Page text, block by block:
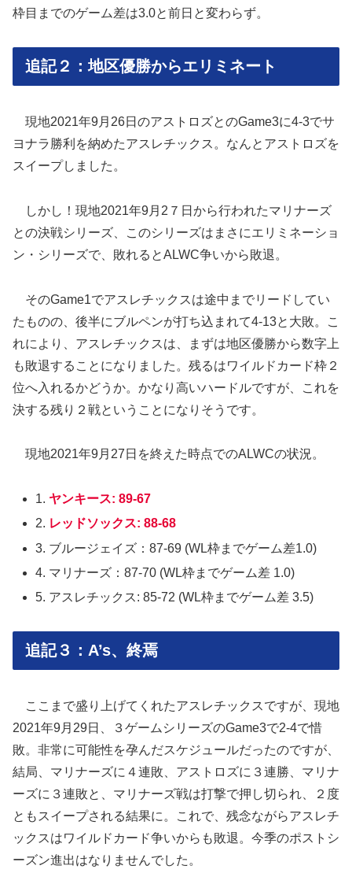
枠目までのゲーム差は3.0と前日と変わらず。
追記２：地区優勝からエリミネート
現地2021年9月26日のアストロズとのGame3に4-3でサ
ヨナラ勝利を納めたアスレチックス。なんとアストロズを
スイープしました。
しかし！現地2021年9月2７日から行われたマリナーズ
との決戦シリーズ、このシリーズはまさにエリミネーショ
ン・シリーズで、敗れるとALWC争いから敗退。
そのGame1でアスレチックスは途中までリードしてい
たものの、後半にブルペンが打ち込まれて4-13と大敗。こ
れにより、アスレチックスは、まずは地区優勝から数字上
も敗退することになりました。残るはワイルドカード枠２
位へ入れるかどうか。かなり高いハードルですが、これを
決する残り２戦ということになりそうです。
現地2021年9月27日を終えた時点でのALWCの状況。
1. ヤンキース: 89-67
2. レッドソックス: 88-68
3. ブルージェイズ：87-69 (WL枠までゲーム差1.0)
4. マリナーズ：87-70 (WL枠までゲーム差 1.0)
5. アスレチックス: 85-72 (WL枠までゲーム差 3.5)
追記３：A’s、終焉
ここまで盛り上げてくれたアスレチックスですが、現地
2021年9月29日、３ゲームシリーズのGame3で2-4で惜
敗。非常に可能性を孕んだスケジュールだったのですが、
結局、マリナーズに４連敗、アストロズに３連勝、マリナ
ーズに３連敗と、マリナーズ戦は打撃で押し切られ、２度
ともスイープされる結果に。これで、残念ながらアスレチ
ックスはワイルドカード争いからも敗退。今季のポストシ
ーズン進出はなりませんでした。